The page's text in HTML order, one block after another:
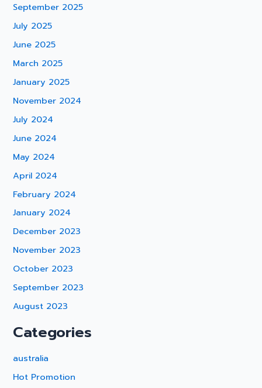
September 2025
July 2025
June 2025
March 2025
January 2025
November 2024
July 2024
June 2024
May 2024
April 2024
February 2024
January 2024
December 2023
November 2023
October 2023
September 2023
August 2023
Categories
australia
Hot Promotion